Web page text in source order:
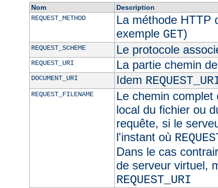
Nom
Description
REQUEST_METHOD
La méthode HTTP
exemple GET)
REQUEST_SCHEME Le protocole
REQUEST_URI La partie chemin
DOCUMENT_URI Idem
REQUEST_FILENAME
Le chemin
local du fichier ou
requête, si le
l'instant où
Dans le cas
de serveur virtuel,
REQUEST_URI